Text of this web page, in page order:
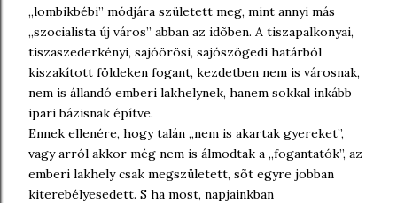
,,lombikbébi” módjára született meg, mint annyi más
,,szocialista új város” abban az idõben. A tiszapalkonyai,
tiszaszederkényi, sajóörösi, sajószögedi határból
kiszakított földeken fogant, kezdetben nem is városnak,
nem is állandó emberi lakhelynek, hanem sokkal inkább
ipari bázisnak építve.
Ennek ellenére, hogy talán ,,nem is akartak gyereket”,
vagy arról akkor még nem is álmodtak a ,,fogantatók”, az
emberi lakhely csak megszületett, sõt egyre jobban
kiterebélyesedett. S ha most, napjainkban